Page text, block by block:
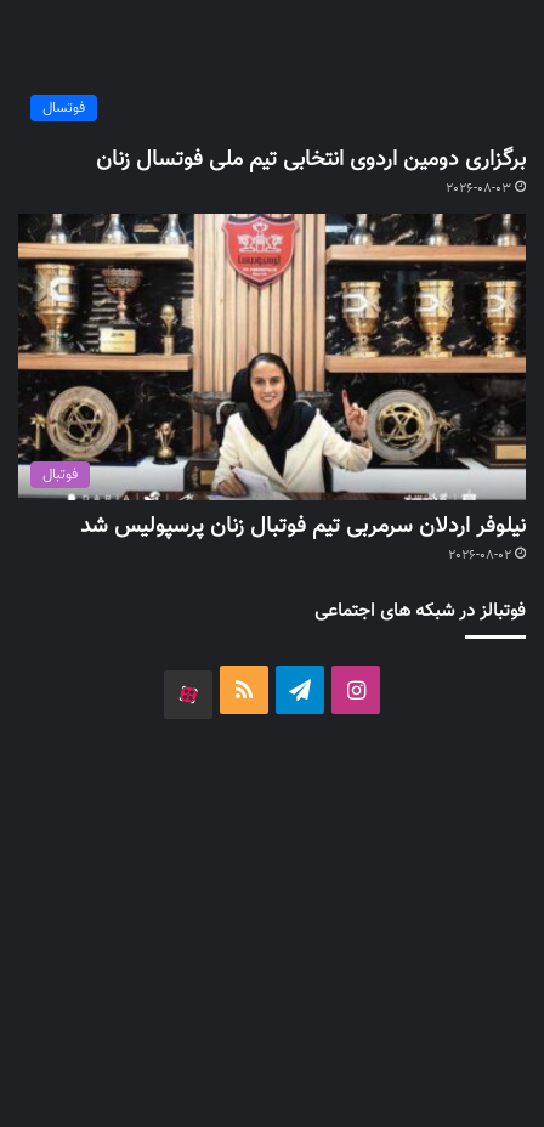
فوتسال
برگزاری دومین اردوی انتخابی تیم ملی فوتسال زنان
2026-08-03
فوتبال
نیلوفر اردلان سرمربی تیم فوتبال زنان پرسپولیس شد
2026-08-02
فوتبالز در شبکه های اجتماعی
اینستاگرامتلگرام خوراک